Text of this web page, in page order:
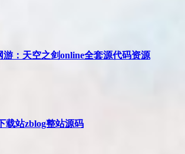
游：天空之剑online全套源代码资源
载站zblog整站源码